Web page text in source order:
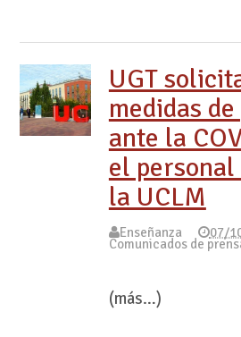
UGT
medidas
ante la
el personal
la UCLM
Enseñanza 07/
Comunicados de
(más…)